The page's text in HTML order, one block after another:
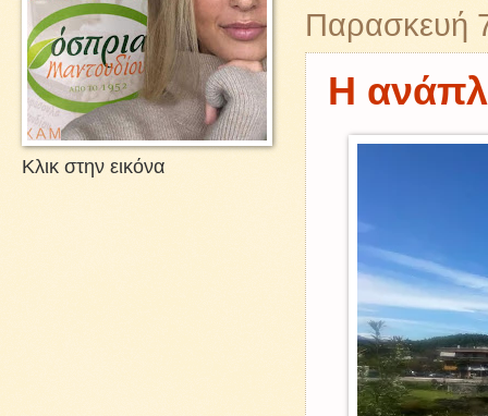
Παρασκευή
Η
Κλικ στην εικόνα